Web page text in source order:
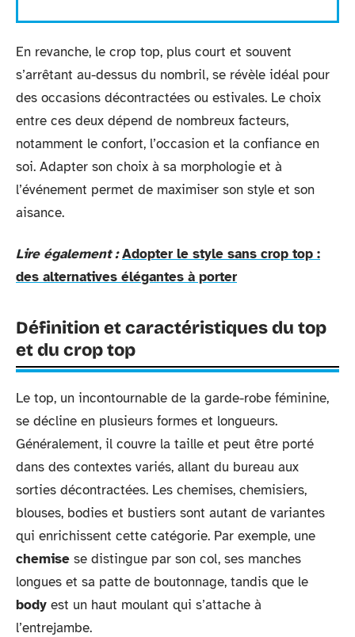
En revanche, le crop top, plus court et souvent
s’arrêtant au-dessus du nombril, se révèle idéal pour
des occasions décontractées ou estivales. Le choix
entre ces deux dépend de nombreux facteurs,
notamment le confort, l’occasion et la confiance en
soi. Adapter son choix à sa morphologie et à
l’événement permet de maximiser son style et son
aisance.
Lire également : Adopter le style sans crop top :
des alternatives élégantes à porter
Définition et caractéristiques du top
et du crop top
Le top, un incontournable de la garde-robe féminine,
se décline en plusieurs formes et longueurs.
Généralement, il couvre la taille et peut être porté
dans des contextes variés, allant du bureau aux
sorties décontractées. Les chemises, chemisiers,
blouses, bodies et bustiers sont autant de variantes
qui enrichissent cette catégorie. Par exemple, une
chemise se distingue par son col, ses manches
longues et sa patte de boutonnage, tandis que le
body est un haut moulant qui s’attache à
l’entrejambe.